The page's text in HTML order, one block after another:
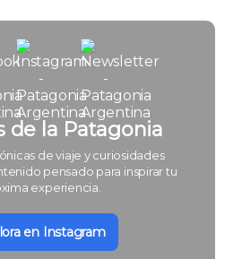
de la Patagonia
de viaje y curiosidades
pensado para inspirar tu
experiencia.
en Instagram